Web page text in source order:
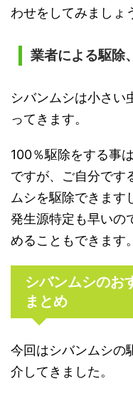
わせをしてみましょ
業者による駆除
シバンムシは小さい
ってきます。
100％駆除をする事
ですが、ご自分です
ムシを駆除できます
発生源特定も早いの
めることもできます。
シバンムシのお
まとめ
今回はシバンムシの
介してきました。